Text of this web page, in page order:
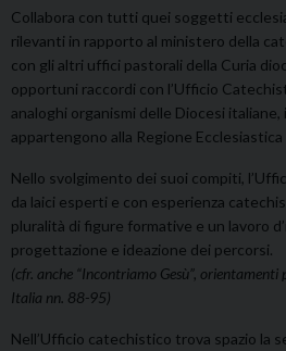
Collabora con tutti quei soggetti
rilevanti in rapporto al ministero della
con gli altri uffici pastorali della Curia
opportuni raccordi con l’Ufficio
analoghi organismi delle Diocesi
appartengono alla Regione Ecclesiastica
Nello svolgimento dei suoi compiti,
da laici esperti e con esperienza
pluralità di figure formative e un lavoro
progettazione e ideazione dei percorsi.
(cfr. anche “Incontriamo Gesù”, orientamenti
Italia nn. 88-95)
Nell’Ufficio catechistico trova spazio la